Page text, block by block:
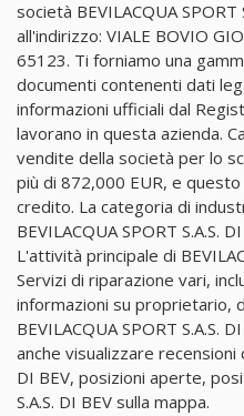
società BEVILACQUA SPORT
all'indirizzo: VIALE BOVIO
65123. Ti forniamo una
documenti contenenti dati
informazioni ufficiali dal
lavorano in questa azienda.
vendite della società per lo
più di 872,000 EUR, e
credito. La categoria di
BEVILACQUA SPORT S.A.S.
L'attività principale di
Servizi di riparazione vari,
informazioni su proprietario,
BEVILACQUA SPORT S.A.S.
anche visualizzare recensioni
DI BEV, posizioni aperte,
S.A.S. DI BEV sulla mappa.